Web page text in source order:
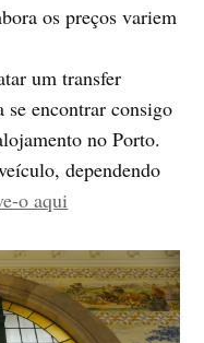
os preços variem
um transfer
se encontrar consigo
no Porto.
dependendo
o aqui